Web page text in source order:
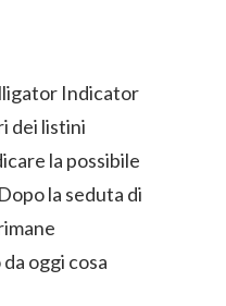
Indicator
dei listini
la possibile
la seduta di
oggi cosa